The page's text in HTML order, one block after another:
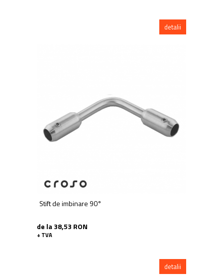
detalii
Stift de imbinare 90°
de la 38,53 RON
+ TVA
detalii